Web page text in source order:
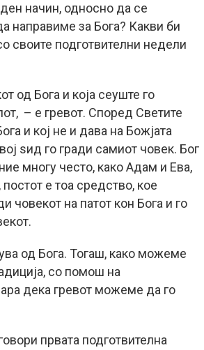
начин, односно да се
направиме за Бога? Какви би
своите подготвителни недели
од Бога и која сеуште го
– е гревот. Според Светите
и кој не и дава на Божјата
ѕид го гради самиот човек. Бог
многу често, како Адам и Ева,
е тоа средство, кое
човекот на патот кон Бога и го
од Бога. Тогаш, како можеме
со помош на
дека гревот можеме да го
првата подготвителна